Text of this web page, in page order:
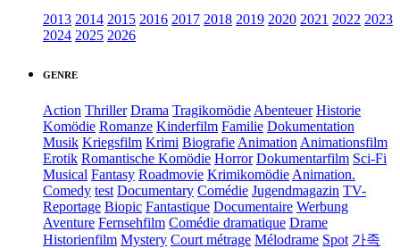
2013 2014 2015 2016 2017 2018 2019 2020 2021 2022 2023
2024 2025 2026
GENRE
Action Thriller Drama Tragikomödie Abenteuer Historie
Komödie Romanze Kinderfilm Familie Dokumentation
Musik Kriegsfilm Krimi Biografie Animation Animationsfilm
Erotik Romantische Komödie Horror Dokumentarfilm Sci-Fi
Musical Fantasy Roadmovie Krimikomödie Animation.
Comedy test Documentary Comédie Jugendmagazin TV-
Reportage Biopic Fantastique Documentaire Werbung
Aventure Fernsehfilm Comédie dramatique Drame
Historienfilm Mystery Court métrage Mélodrame Spot 가족